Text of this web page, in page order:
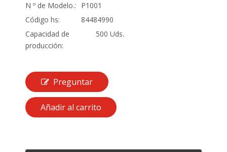
N º de Modelo.:
P1001
Código hs:
84484990
Capacidad de
producción:
500 Uds.
Preguntar
Añadir al carrito